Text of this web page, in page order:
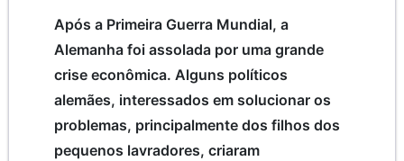
Após a Primeira Guerra Mundial, a
Alemanha foi assolada por uma grande
crise econômica. Alguns políticos
alemães, interessados em solucionar os
problemas, principalmente dos filhos dos
pequenos lavradores, criaram